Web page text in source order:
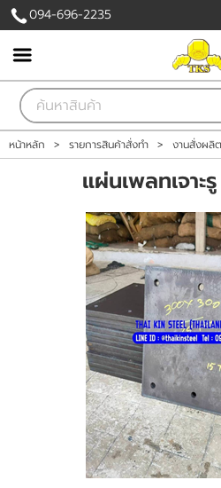
เข้าสู่ระบบ สมัครส
สินค้าที่สนใจ( 0 )
หน้าหลัก
เกี่ยวกับเรา
ติดต่อเรา
แจ้งชำระเงิน
094-696-2235
หน้าหลัก > รายการสินค้าสั่งทำ > งานสั่งผลิต
แผ่นเพลทเจาะ